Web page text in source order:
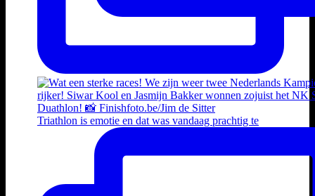
Triathlon is emotie en dat was vandaag prachtig te